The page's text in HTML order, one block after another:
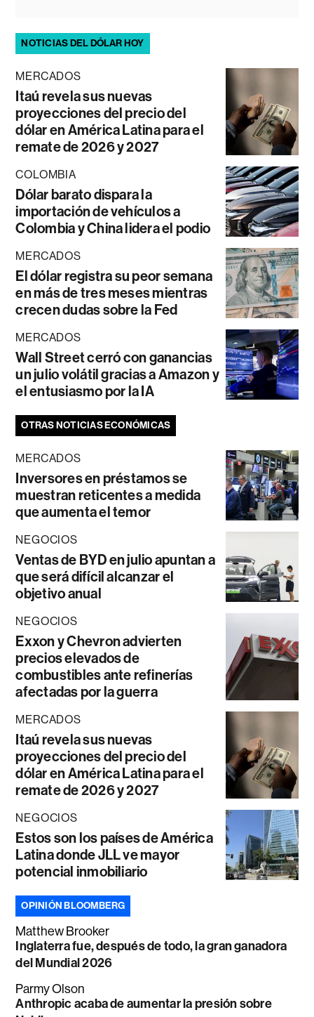
NOTICIAS DEL DÓLAR HOY
MERCADOS
Itaú revela sus nuevas
proyecciones del precio del
dólar en América Latina para el
remate de 2026 y 2027
COLOMBIA
Dólar barato dispara la
importación de vehículos a
Colombia y China lidera el podio
MERCADOS
El dólar registra su peor semana
en más de tres meses mientras
crecen dudas sobre la Fed
MERCADOS
Wall Street cerró con ganancias
un julio volátil gracias a Amazon y
el entusiasmo por la IA
OTRAS NOTICIAS ECONÓMICAS
MERCADOS
Inversores en préstamos se
muestran reticentes a medida
que aumenta el temor
NEGOCIOS
Ventas de BYD en julio apuntan a
que será difícil alcanzar el
objetivo anual
NEGOCIOS
Exxon y Chevron advierten
precios elevados de
combustibles ante refinerías
afectadas por la guerra
MERCADOS
Itaú revela sus nuevas
proyecciones del precio del
dólar en América Latina para el
remate de 2026 y 2027
NEGOCIOS
Estos son los países de América
Latina donde JLL ve mayor
potencial inmobiliario
OPINIÓN BLOOMBERG
Matthew Brooker
Inglaterra fue, después de todo, la gran ganadora
del Mundial 2026
Parmy Olson
Anthropic acaba de aumentar la presión sobre